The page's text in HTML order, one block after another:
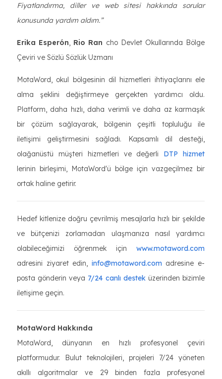
Fiyatlandırma, diller ve web sitesi hakkında sorular
konusunda yardım aldım.”
Erika Esperón, Rio Ran cho Devlet Okullarında Bölge
Çeviri ve Sözlü Sözlük Uzmanı
MotaWord, okul bölgesinin dil hizmetleri ihtiyaçlarını ele
alma şeklini değiştirmeye gerçekten yardımcı oldu.
Platform, daha hızlı, daha verimli ve daha az karmaşık
bir çözüm sağlayarak, bölgenin çeşitli topluluğu ile
iletişimi geliştirmesini sağladı. Kapsamlı dil desteği,
olağanüstü müşteri hizmetleri ve değerli DTP hizmet
lerinin birleşimi, MotaWord'ü bölge için vazgeçilmez bir
ortak haline getirir.
Hedef kitlenize doğru çevrilmiş mesajlarla hızlı bir şekilde
ve bütçenizi zorlamadan ulaşmanıza nasıl yardımcı
olabileceğimizi öğrenmek için www.motaword.com
adresini ziyaret edin, info@motaword.comadresine e-
posta gönderin veya 7/24 canlı desteküzerinden bizimle
iletişime geçin.
MotaWord Hakkında
MotaWord, dünyanın en hızlı profesyonel çeviri
platformudur. Bulut teknolojileri, projeleri 7/24 yöneten
akıllı algoritmalar ve 29 binden fazla profesyonel